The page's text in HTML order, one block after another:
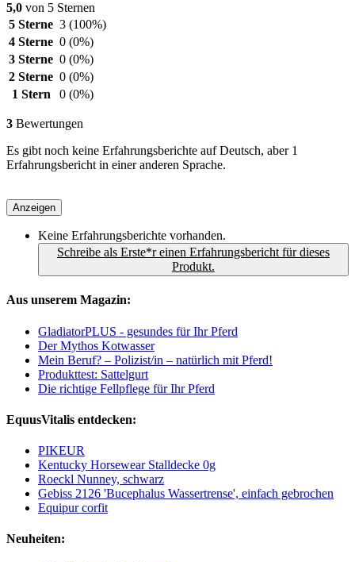
5,0 von 5 Sternen
5 Sterne 3 (100%)
4 Sterne 0 (0%)
3 Sterne 0 (0%)
2 Sterne 0 (0%)
1 Stern
0 (0%)
3 Bewertungen
Es gibt noch keine Erfahrungsberichte auf Deutsch, aber 1
Erfahrungsbericht in einer anderen Sprache.
Anzeigen
Keine Erfahrungsberichte vorhanden.
Schreibe als Erste*r einen Erfahrungsbericht für dieses
Produkt.
Aus unserem Magazin:
GladiatorPLUS - gesundes für Ihr Pferd
Der Mythos Kotwasser
Mein Beruf? – Polizist/in – natürlich mit Pferd!
Produkttest: Sattelgurt
Die richtige Fellpflege für Ihr Pferd
EquusVitalis entdecken:
PIKEUR
Kentucky Horsewear Stalldecke 0g
Roeckl Nunney, schwarz
Gebiss 2126 'Bucephalus Wassertrense', einfach gebrochen
Equipur corfit
Neuheiten: